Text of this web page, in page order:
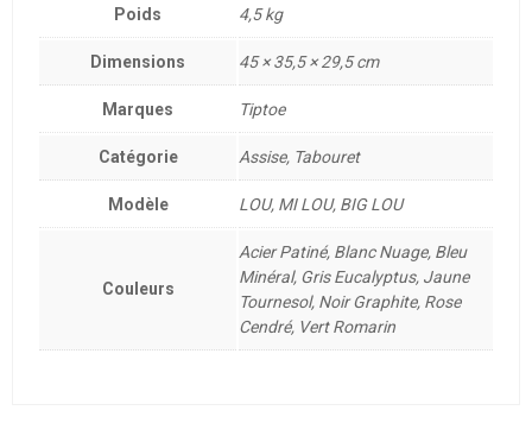
Poids 4,5 kg
Dimensions 45 × 35,5 × 29,5 cm
Marques Tiptoe
Catégorie Assise, Tabouret
Modèle LOU, MI LOU, BIG LOU
Couleurs
Acier Patiné, Blanc Nuage, Bleu
Minéral, Gris Eucalyptus, Jaune
Tournesol, Noir Graphite, Rose
Cendré, Vert Romarin